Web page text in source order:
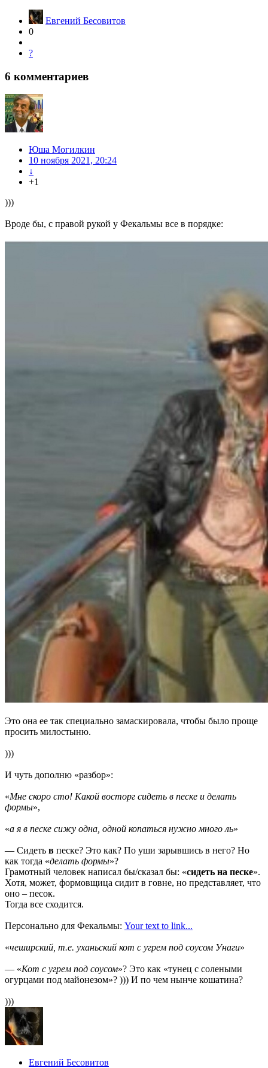
Евгений Бесовитов
0
?
6 комментариев
Юша Могилкин
10 ноября 2021, 20:24
↓
+1
)))
Вроде бы, с правой рукой у Фекальмы все в порядке:
Это она ее так специально замаскировала, чтобы было проще
просить милостыню.
)))
И чуть дополню «разбор»:
«Мне скоро сто! Какой восторг сидеть в песке и делать
формы»,
«а я в песке сижу одна, одной копаться нужно много ль»
— Сидеть в песке? Это как? По уши зарывшись в него? Но
как тогда «делать формы»?
Грамотный человек написал бы/сказал бы: «сидеть на песке».
Хотя, может, формовщица сидит в говне, но представляет, что
оно – песок.
Тогда все сходится.
Персонально для Фекальмы: Your text to link...
«чеширский, т.е. уханьский кот с угрем под соусом Унаги»
— «Кот с угрем под соусом»? Это как «тунец с солеными
огурцами под майонезом»? ))) И по чем нынче кошатина?
)))
Евгений Бесовитов